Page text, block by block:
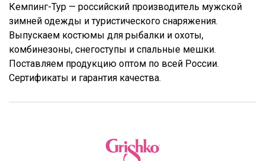
Кемпинг-Тур — российский производитель мужской
зимней одежды и туристического снаряжения.
Выпускаем костюмы для рыбалки и охоты,
комбинезоны, снегоступы и спальные мешки.
Поставляем продукцию оптом по всей России.
Сертификаты и гарантия качества.